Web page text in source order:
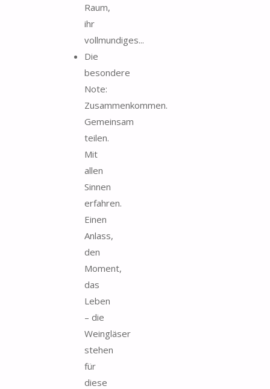
Raum,
ihr
vollmundiges...
Die
besondere
Note:
Zusammenkommen.
Gemeinsam
teilen.
Mit
allen
Sinnen
erfahren.
Einen
Anlass,
den
Moment,
das
Leben
– die
Weingläser
stehen
für
diese